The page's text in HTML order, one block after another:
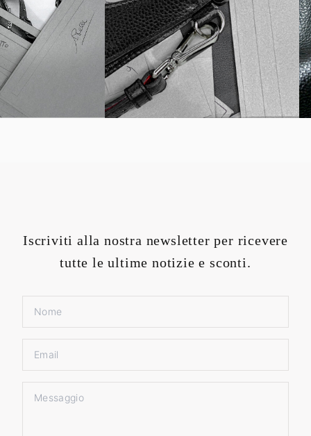
Iscriviti alla nostra newsletter per ricevere
tutte le ultime notizie e sconti.